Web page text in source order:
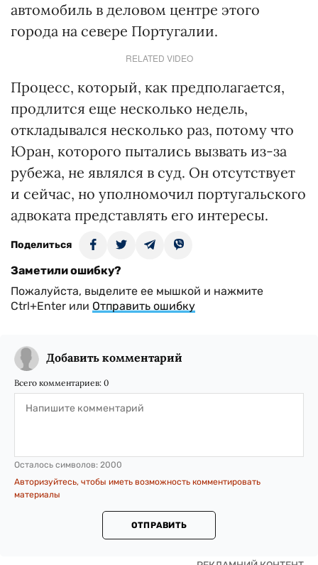
автомобиль в деловом центре этого
города на севере Португалии.
RELATED VIDEO
Процесс, который, как предполагается,
продлится еще несколько недель,
откладывался несколько раз, потому что
Юран, которого пытались вызвать из-за
рубежа, не являлся в суд. Он отсутствует
и сейчас, но уполномочил португальского
адвоката представлять его интересы.
Поделиться
Заметили ошибку?
Пожалуйста, выделите ее мышкой и нажмите
Ctrl+Enter или Отправить ошибку
Добавить комментарий
Всего комментариев: 0
Осталось символов: 2000
Авторизуйтесь, чтобы иметь возможность комментировать
материалы
ОТПРАВИТЬ